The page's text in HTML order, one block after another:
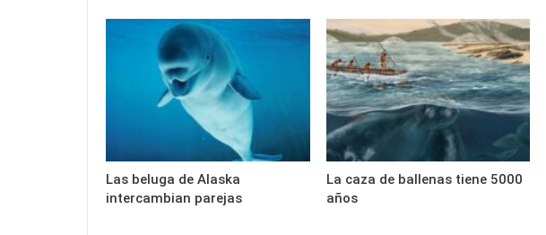
Las beluga de Alaska
intercambian parejas
La caza de ballenas tiene 5000
años